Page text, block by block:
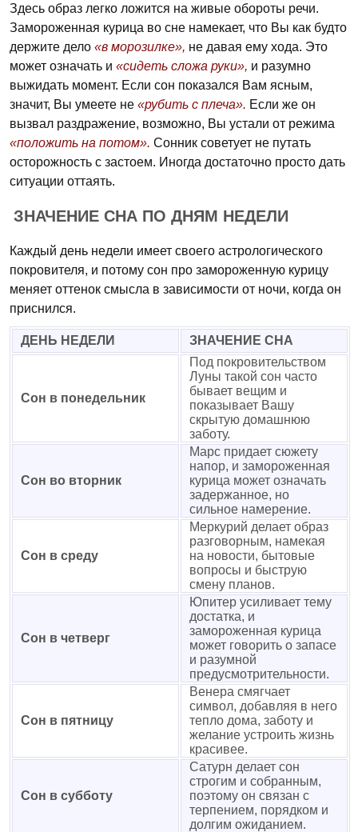
Здесь образ легко ложится на живые обороты речи.
Замороженная курица во сне намекает, что Вы как будто
держите дело «в морозилке», не давая ему хода. Это
может означать и «сидеть сложа руки», и разумно
выжидать момент. Если сон показался Вам ясным,
значит, Вы умеете не «рубить с плеча». Если же он
вызвал раздражение, возможно, Вы устали от режима
«положить на потом». Сонник советует не путать
осторожность с застоем. Иногда достаточно просто дать
ситуации оттаять.
ЗНАЧЕНИЕ СНА ПО ДНЯМ НЕДЕЛИ
Каждый день недели имеет своего астрологического
покровителя, и потому сон про замороженную курицу
меняет оттенок смысла в зависимости от ночи, когда он
приснился.
ДЕНЬ НЕДЕЛИ ЗНАЧЕНИЕ СНА
Сон в понедельник
Под покровительством
Луны такой сон часто
бывает вещим и
показывает Вашу
скрытую домашнюю
заботу.
Сон во вторник
Марс придает сюжету
напор, и замороженная
курица может означать
задержанное, но
сильное намерение.
Сон в среду
Меркурий делает образ
разговорным, намекая
на новости, бытовые
вопросы и быструю
смену планов.
Сон в четверг
Юпитер усиливает тему
достатка, и
замороженная курица
может говорить о запасе
и разумной
предусмотрительности.
Сон в пятницу
Венера смягчает
символ, добавляя в него
тепло дома, заботу и
желание устроить жизнь
красивее.
Сон в субботу
Сатурн делает сон
строгим и собранным,
поэтому он связан с
терпением, порядком и
долгим ожиданием.